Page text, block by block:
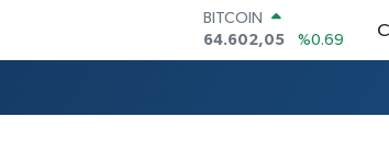
DOLAR
47,6006
%0.06
EURO